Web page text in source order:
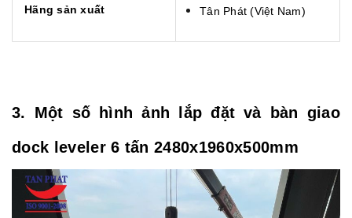
Hãng sản xuất Tân Phát (Việt Nam)
3. Một số hình ảnh lắp đặt và bàn giao
dock leveler 6 tấn 2480x1960x500mm